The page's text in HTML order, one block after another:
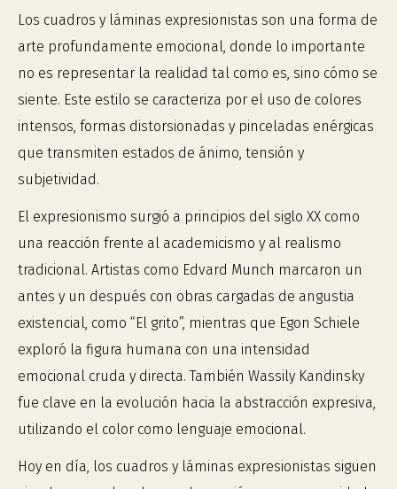
Los cuadros y láminas expresionistas son una forma de
arte profundamente emocional, donde lo importante
no es representar la realidad tal como es, sino cómo se
siente. Este estilo se caracteriza por el uso de colores
intensos, formas distorsionadas y pinceladas enérgicas
que transmiten estados de ánimo, tensión y
subjetividad.
El expresionismo surgió a principios del siglo XX como
una reacción frente al academicismo y al realismo
tradicional. Artistas como Edvard Munch marcaron un
antes y un después con obras cargadas de angustia
existencial, como “El grito”, mientras que Egon Schiele
exploró la figura humana con una intensidad
emocional cruda y directa. También Wassily Kandinsky
fue clave en la evolución hacia la abstracción expresiva,
utilizando el color como lenguaje emocional.
Hoy en día, los cuadros y láminas expresionistas siguen